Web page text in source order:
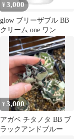
¥ 3,000
glow ブリーザブル BB
クリーム one ワン
¥3,000
アガベ チタノタ BB ブ
ラックアンドブルー